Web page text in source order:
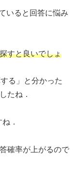
いると回答に悩み
すと良いでしょ
る」と分かった
たね．
．
確率が上がるので